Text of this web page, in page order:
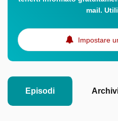
mail.
Impostare
Episodi